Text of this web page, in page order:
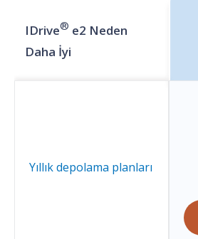
IDrive® e2 Neden
Daha İyi
Yıllık depolama planları